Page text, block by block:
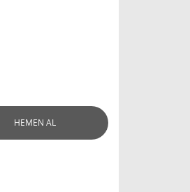
HEMEN AL